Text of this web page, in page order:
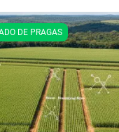
DE PRAGAS